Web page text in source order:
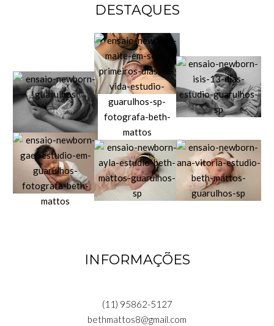
DESTAQUES
INFORMAÇÕES
(11) 95862-5127
bethmattos8@gmail.com